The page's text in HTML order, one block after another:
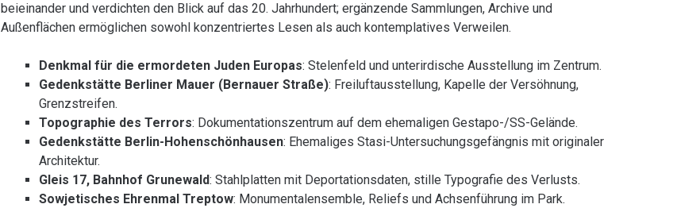
beieinander und verdichten den Blick auf das 20. Jahrhundert; ergänzende Sammlungen, Archive und
Außenflächen ermöglichen sowohl konzentriertes Lesen als auch kontemplatives Verweilen.
Denkmal für die ermordeten Juden Europas: Stelenfeld und unterirdische Ausstellung im Zentrum.
Gedenkstätte Berliner Mauer (Bernauer Straße): Freiluftausstellung, Kapelle der Versöhnung,
Grenzstreifen.
Topographie des Terrors: Dokumentationszentrum auf dem ehemaligen Gestapo-/SS-Gelände.
Gedenkstätte Berlin-Hohenschönhausen: Ehemaliges Stasi-Untersuchungsgefängnis mit originaler
Architektur.
Gleis 17, Bahnhof Grunewald: Stahlplatten mit Deportationsdaten, stille Typografie des Verlusts.
Sowjetisches Ehrenmal Treptow: Monumentalensemble, Reliefs und Achsenführung im Park.